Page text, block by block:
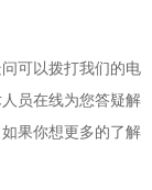
可以拨打我们的电
员在线为您答疑解
果你想更多的了解